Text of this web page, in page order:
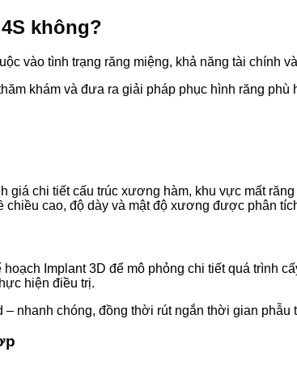
không?
vào tình trạng răng miệng, khả năng tài chính
khám và đưa ra giải pháp phục hình răng
giá chi tiết cấu trúc xương hàm, khu vực mất
cao, độ dày và mật độ xương được phân
Implant 3D để mô phỏng chi tiết quá trình
hiện điều trị.
nhanh chóng, đồng thời rút ngắn thời gian